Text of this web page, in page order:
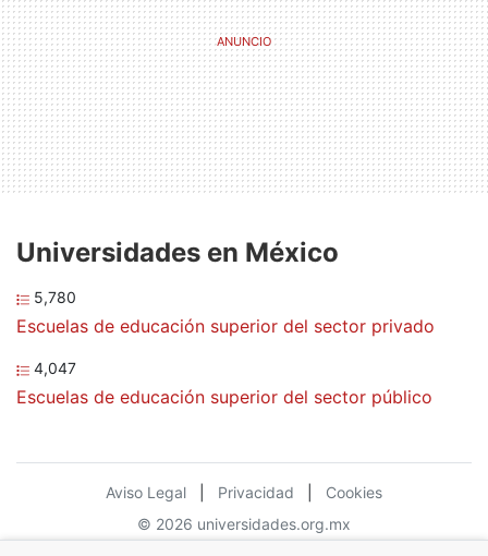
Universidades en México
5,780
Escuelas de educación superior del sector privado
4,047
Escuelas de educación superior del sector público
Aviso Legal Privacidad
Cookies
© 2026 universidades.org.mx